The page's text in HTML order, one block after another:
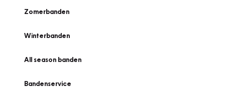
Zomerbanden
Winterbanden
All season banden
Bandenservice